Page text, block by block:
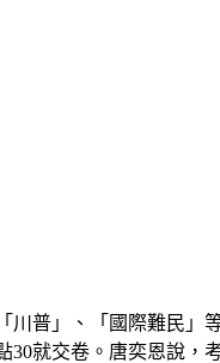
普」、「國際難民」
就交卷。唐奕恩說，